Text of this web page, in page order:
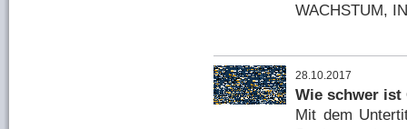
WACHSTUM,
28.10.2017
Wie schwer ist
Mit dem